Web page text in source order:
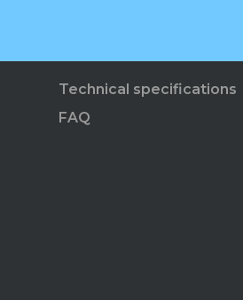
Technical specifications
FAQ